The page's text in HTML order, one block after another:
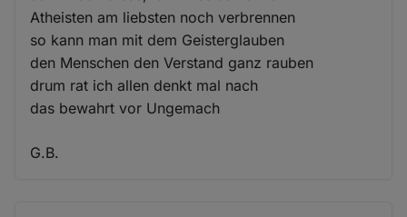
Atheisten am liebsten noch verbrennen
so kann man mit dem Geisterglauben
den Menschen den Verstand ganz rauben
drum rat ich allen denkt mal nach
das bewahrt vor Ungemach
G.B.